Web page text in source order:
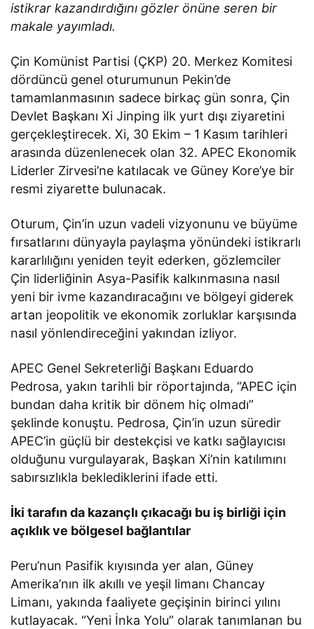
istikrar kazandırdığını gözler önüne seren bir
makale yayımladı.
Çin Komünist Partisi (ÇKP) 20. Merkez Komitesi
dördüncü genel oturumunun Pekin’de
tamamlanmasının sadece birkaç gün sonra, Çin
Devlet Başkanı Xi Jinping ilk yurt dışı ziyaretini
gerçekleştirecek. Xi, 30 Ekim – 1 Kasım tarihleri
arasında düzenlenecek olan 32. APEC Ekonomik
Liderler Zirvesi’ne katılacak ve Güney Kore’ye bir
resmi ziyarette bulunacak.
Oturum, Çin’in uzun vadeli vizyonunu ve büyüme
fırsatlarını dünyayla paylaşma yönündeki istikrarlı
kararlılığını yeniden teyit ederken, gözlemciler
Çin liderliğinin Asya-Pasifik kalkınmasına nasıl
yeni bir ivme kazandıracağını ve bölgeyi giderek
artan jeopolitik ve ekonomik zorluklar karşısında
nasıl yönlendireceğini yakından izliyor.
APEC Genel Sekreterliği Başkanı Eduardo
Pedrosa, yakın tarihli bir röportajında, “APEC için
bundan daha kritik bir dönem hiç olmadı”
şeklinde konuştu. Pedrosa, Çin’in uzun süredir
APEC’in güçlü bir destekçisi ve katkı sağlayıcısı
olduğunu vurgulayarak, Başkan Xi’nin katılımını
sabırsızlıkla beklediklerini ifade etti.
İki tarafın da kazançlı çıkacağı bu iş birliği için
açıklık ve bölgesel bağlantılar
Peru’nun Pasifik kıyısında yer alan, Güney
Amerika’nın ilk akıllı ve yeşil limanı Chancay
Limanı, yakında faaliyete geçişinin birinci yılını
kutlayacak. “Yeni İnka Yolu” olarak tanımlanan bu